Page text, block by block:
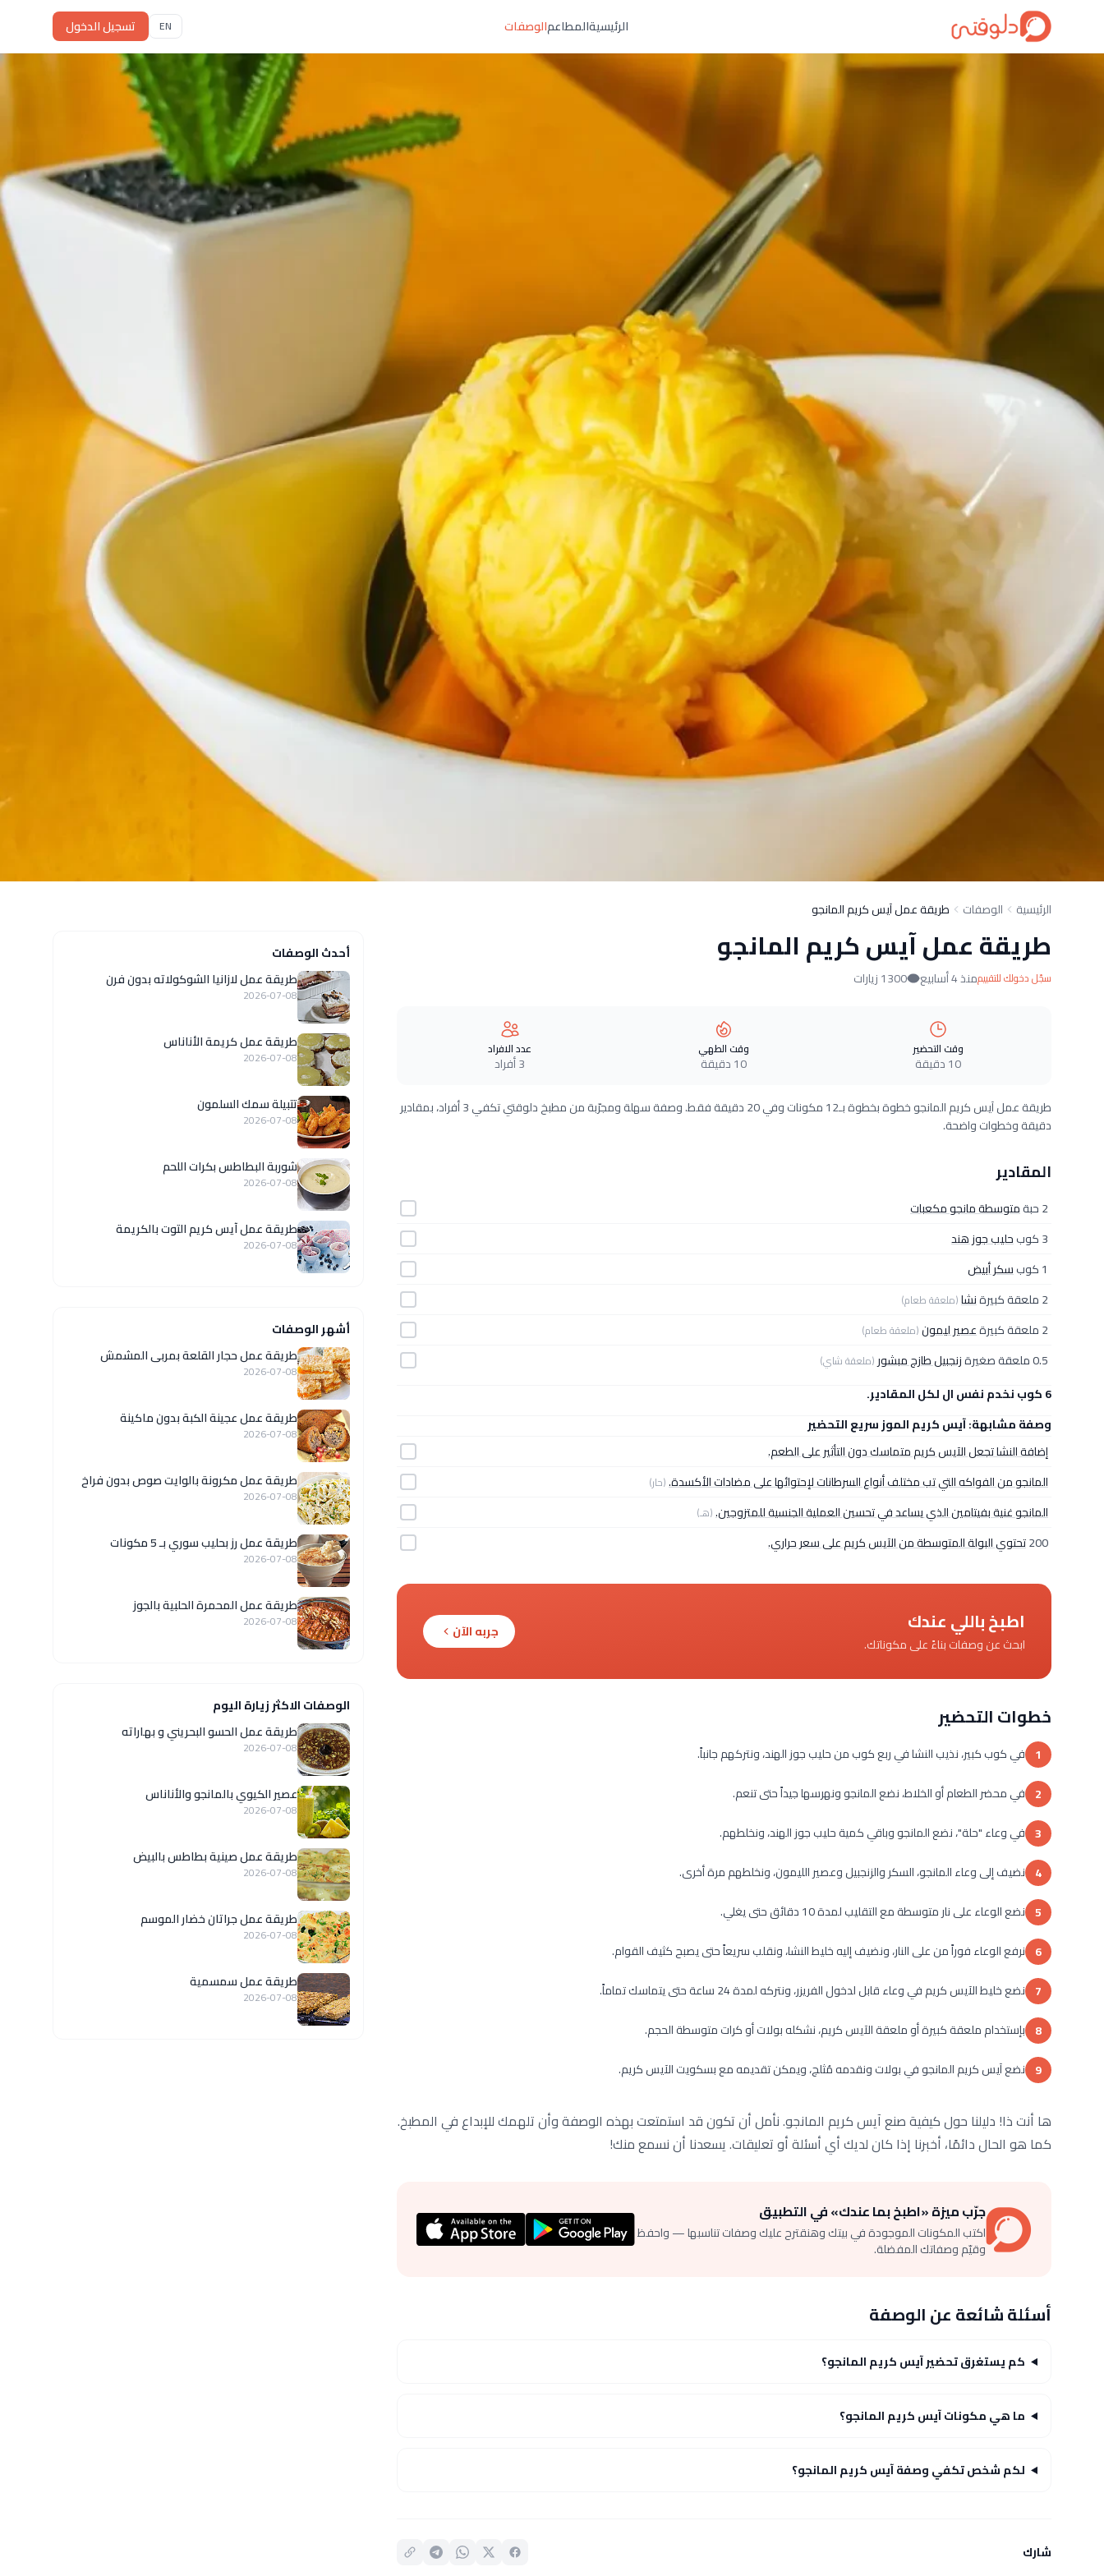
الرئيسيةالمطاعمالوصفات EN تسجيل الدخول
الرئيسية الوصفات طريقة عمل آيس كريم المانجو
طريقة عمل آيس كريم المانجو
سجّل دخولك للتقييممنذ 4 أسابيع 1300 زيارات
وقت التحضير
10 دقيقة
وقت الطهي
10 دقيقة
عدد الافراد
3 أفراد
طريقة عمل آيس كريم المانجو خطوة بخطوة بـ12 مكونات وفي 20 دقيقة فقط. وصفة سهلة ومجرّبة من مطبخ دلوقتي تكفي 3 أفراد، بمقادير
دقيقة وخطوات واضحة.
المقادير
2 حبة
متوسطة مانجو مكعبات
3 كوب
حليب جوز هند
1 كوب
سكر أبيض
2 ملعقة كبيرة
نشا(ملعقة طعام)
2 ملعقة كبيرة عصير ليمون(ملعقة طعام)
0.5 ملعقة صغيرة زنجبيل طازج مبشور (ملعقة شاي)
6 كوب نخدم نفس ال لكل المقادير.
وصفة مشابهة: آيس كريم الموز سريع التحضير
إضافة النشا تجعل الآيس كريم متماسك دون التأثير على الطعم.
المانجو من الفواكه التي تب مختلف أنواع السرطانات لإحتوائها على مضادات الأكسدة.(حار)
المانجو غنية بفيتامين الذي يساعد في تحسين العملية الجنسية للمتزوجين.(هـ)
200تحتوي البولة المتوسطة من الآيس كريم على سعر حراري.
اطبخ باللي عندك
ابحث عن وصفات بناءً على مكوناتك.
جربه الآن
خطوات التحضير
1 في كوب كبير، نذيب النشا في ربع كوب من حليب جوز الهند، ونتركهم جانباً.
2 في محضر الطعام أو الخلاط، نضع المانجو ونهرسها جيداً حتى تنعم.
3 في وعاء "حلة"، نضع المانجو وباقي كمية حليب جوز الهند، ونخلطهم.
4 نضيف إلى وعاء المانجو، السكر والزنجبيل وعصير الليمون، ونخلطهم مرة أخرى.
5 نضع الوعاء على نار متوسطة مع التقليب لمدة 10 دقائق حتى يغلي.
6 نرفع الوعاء فوراً من على النار، ونضيف إليه خليط النشا، ونقلب سريعاً حتى يصبح كثيف القوام.
7 نضع خليط الآيس كريم في وعاء قابل لدخول الفريزر، ونتركه لمدة 24 ساعة حتى يتماسك تماماً.
8 بإستخدام ملعقة كبيرة أو ملعقة الآيس كريم، نشكله بولات أو كرات متوسطة الحجم.
9 نضع آيس كريم المانجو في بولات ونقدمه مُثلج، ويمكن تقديمه مع بسكويت الآيس كريم.
ها أنت ذا! دليلنا حول كيفية صنع آيس كريم المانجو. نأمل أن تكون قد استمتعت بهذه الوصفة وأن تلهمك للإبداع في المطبخ.
كما هو الحال دائمًا، أخبرنا إذا كان لديك أي أسئلة أو تعليقات. يسعدنا أن نسمع منك!
جرّب ميزة «اطبخ بما عندك» في التطبيق
اكتب المكونات الموجودة في بيتك وهنقترح عليك وصفات تناسبها — واحفظ
وقيّم وصفاتك المفضلة.
أسئلة شائعة عن الوصفة
كم يستغرق تحضير آيس كريم المانجو؟
ما هي مكونات آيس كريم المانجو؟
لكم شخص تكفي وصفة آيس كريم المانجو؟
شارك
أحدث الوصفات
طريقة عمل لازانيا الشوكولاته بدون فرن
2026-07-08
طريقة عمل كريمة الأناناس
2026-07-08
تتبيلة سمك السلمون
2026-07-08
شوربة البطاطس بكرات اللحم
2026-07-08
طريقة عمل آيس كريم التوت بالكريمة
2026-07-08
أشهر الوصفات
طريقة عمل حجار القلعة بمربى المشمش
2026-07-08
طريقة عمل عجينة الكبة بدون ماكينة
2026-07-08
طريقة عمل مكرونة بالوايت صوص بدون فراخ
2026-07-08
طريقة عمل رز بحليب سوري بـ 5 مكونات
2026-07-08
طريقة عمل المحمرة الحلبية بالجوز
2026-07-08
الوصفات الاكثر زيارة اليوم
طريقة عمل الحسو البحريني و بهاراته
2026-07-08
عصير الكيوي بالمانجو والأناناس
2026-07-08
طريقة عمل صينية بطاطس بالبيض
2026-07-08
طريقة عمل جراتان خضار الموسم
2026-07-08
طريقة عمل سمسمية
2026-07-08